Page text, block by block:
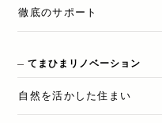
徹底のサポート
てまひまリノベーション
自然を活かした住まい